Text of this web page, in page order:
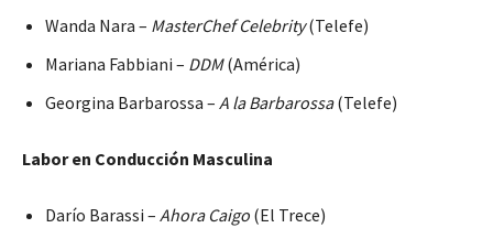
Wanda Nara – MasterChef Celebrity(Telefe)
Mariana Fabbiani – DDM(América)
Georgina Barbarossa – A la Barbarossa(Telefe)
Labor en Conducción Masculina
Darío Barassi – Ahora Caigo (El Trece)